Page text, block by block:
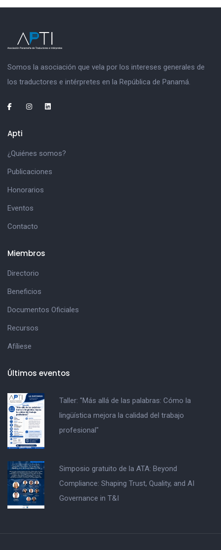
Somos la asociación que vela por los intereses generales de
los traductores e intérpretes en la República de Panamá.
Apti
¿Quiénes somos?
Publicaciones
Honorarios
Eventos
Contacto
Miembros
Directorio
Beneficios
Documentos Oficiales
Recursos
Afíliese
Últimos eventos
Taller: "Más allá de las palabras: Cómo la
lingüística mejora la calidad del trabajo
profesional"
Simposio gratuito de la ATA: Beyond
Compliance: Shaping Trust, Quality, and AI
Governance in T&I